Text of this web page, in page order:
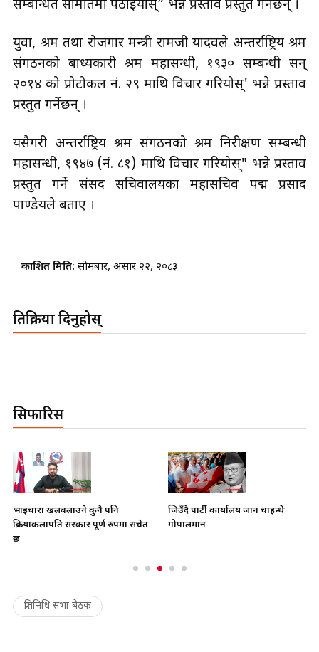
संगठनको बाध्यकारी श्रम महासन्धी, १९३० सम्बन्धी सन्
२०१४ को प्रोटोकल नं. २९ माथि विचार गरियोस्' भन्ने प्रस्ताव
प्रस्तुत गर्नेछन् ।
महासन्धी, १९४७ (नं. ८१) माथि विचार गरियोस्" भन्ने प्रस्ताव
प्रस्तुत गर्ने संसद सचिवालयका महासचिव पद्म प्रसाद
पाण्डेयले बताए ।
भाइचारा खलबलाउने कुनै पनि
क्रियाकलापप्रति सरकार पूर्ण रुपमा सचेत
छ
जिउँदै पार्टी कार्यालय जान चाहन्थे
गोपालमान